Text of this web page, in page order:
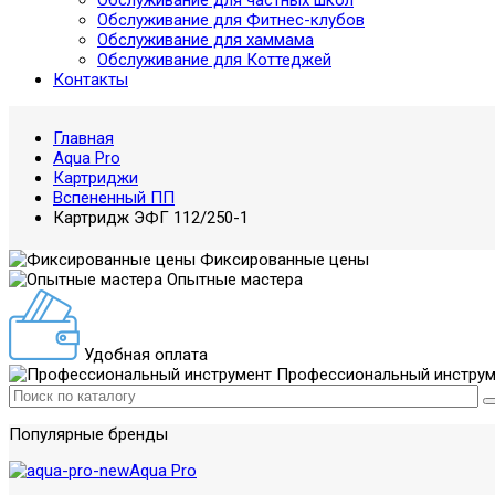
Обслуживание для Фитнес-клубов
Обслуживание для хаммама
Обслуживание для Коттеджей
Контакты
Главная
Aqua Pro
Картриджи
Вспененный ПП
Картридж ЭФГ 112/250-1
Фиксированные цены
Опытные мастера
Удобная оплата
Профессиональный
Популярные бренды
Aqua Pro